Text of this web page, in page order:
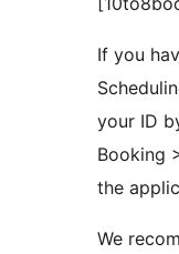
If you
your ID
Booking
the
We